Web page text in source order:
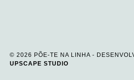
© 2026 PÕE-TE NA LINHA -
UPSCAPE STUDIO